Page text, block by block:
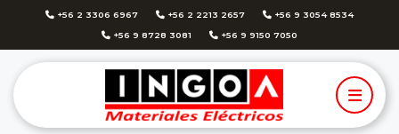
+56 2 3306 6967 +56 2 2213 2657 +56 9 3054 8534
+56 9 8728 3081 +56 9 9150 7050